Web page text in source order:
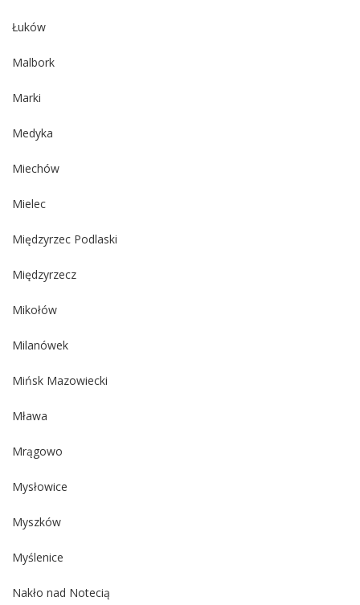
Łuków
Malbork
Marki
Medyka
Miechów
Mielec
Międzyrzec Podlaski
Międzyrzecz
Mikołów
Milanówek
Mińsk Mazowiecki
Mława
Mrągowo
Mysłowice
Myszków
Myślenice
Nakło nad Notecią